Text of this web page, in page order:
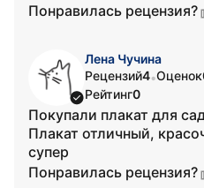
Понравилась рецензия?
Лена Чучина
Рецензий4•Оценок
Рейтинг0
Покупали плакат для
Плакат отличный,
супер
Понравилась рецензия?